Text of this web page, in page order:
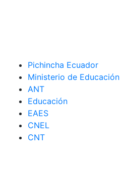
Pichincha Ecuador
Ministerio de Educación
ANT
Educación
EAES
CNEL
CNT